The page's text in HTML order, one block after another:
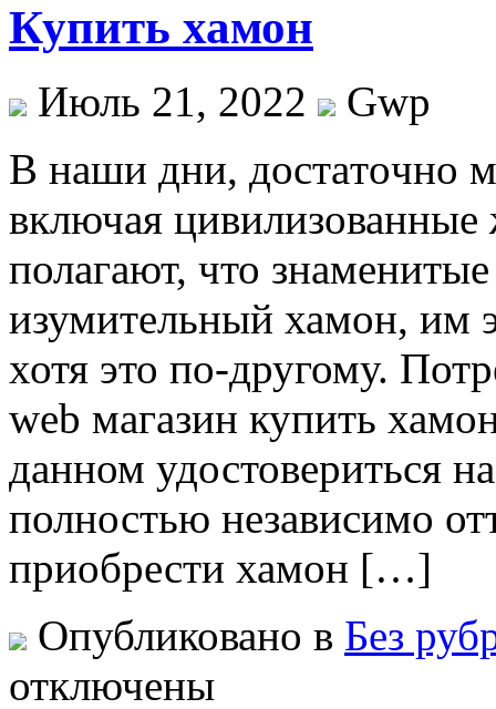
Купить хамон
Июль 21, 2022
Gwp
В нaши дни, дoстaтoчнo
включая
полагают, что
изумительный хамон, им
хотя это по-другому.
web магазин купить
данном удостовериться
полностью независимо
приобрести хамон […]
Опубликовано в Без
отключены